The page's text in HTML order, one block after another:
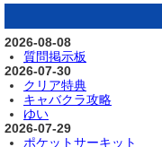
2026-08-08
質問掲示板
2026-07-30
クリア特典
キャバクラ攻略
ゆい
2026-07-29
ポケットサーキット